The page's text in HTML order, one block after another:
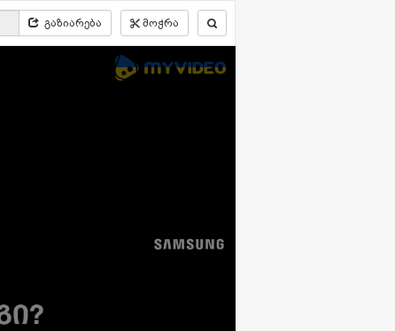
მოჭრა
გაზიარება